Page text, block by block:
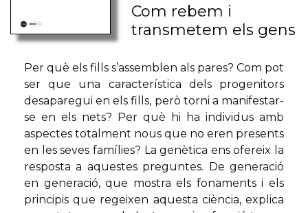
Com rebem i
transmetem els gens
Per què els fills s’assemblen als pares? Com pot
ser que una característica dels progenitors
desaparegui en els fills, però torni a manifestar-
se en els nets? Per què hi ha individus amb
aspectes totalment nous que no eren presents
en les seves famílies? La genètica ens ofereix la
resposta a aquestes preguntes. De generació
en generació, que mostra els fonaments i els
principis que regeixen aquesta ciència, explica